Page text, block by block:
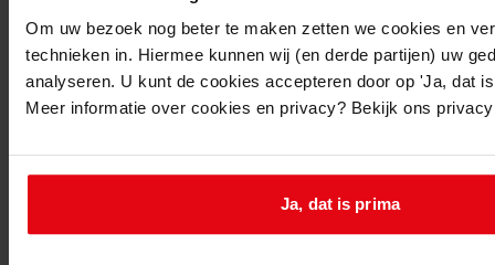
Om uw bezoek nog beter te maken zetten we cookies en
technieken in. Hiermee kunnen wij (en derde partijen) uw
analyseren. U kunt de cookies accepteren door op 'Ja, dat
Meer informatie over cookies en privacy? Bekijk ons
Ja, dat is prima
536Vergroten woonhuis, 1986
Datering:
1986
Beschrijving:
Datum vergunning:
Adres: